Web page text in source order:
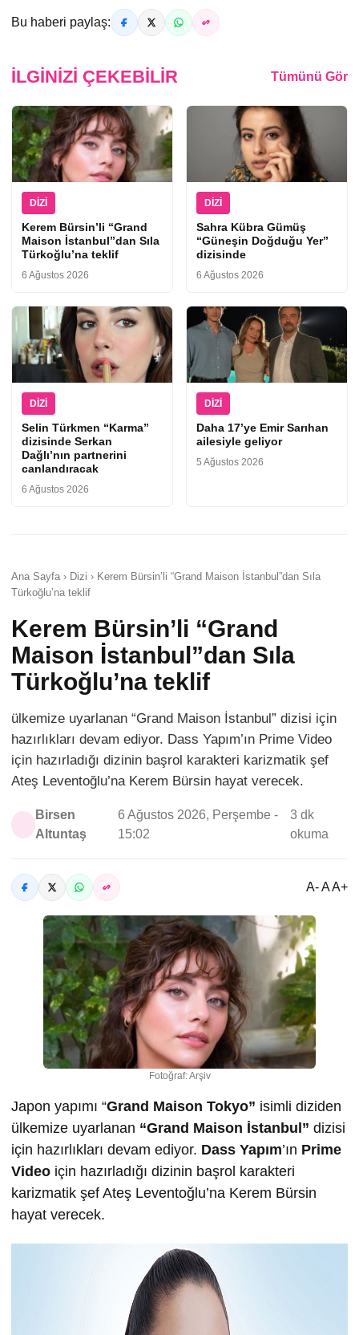
Bu haberi paylaş:
İLGINIZI ÇEKEBILIR Tümünü Gör
DIZI
Kerem Bürsin’li “Grand
Maison İstanbul”dan Sıla
Türkoğlu’na teklif
6 Ağustos 2026
DIZI
Sahra Kübra Gümüş
“Güneşin Doğduğu Yer”
dizisinde
6 Ağustos 2026
DIZI
Selin Türkmen “Karma”
dizisinde Serkan
Dağlı’nın partnerini
canlandıracak
6 Ağustos 2026
DIZI
Daha 17’ye Emir Sarıhan
ailesiyle geliyor
5 Ağustos 2026
Ana Sayfa › Dizi › Kerem Bürsin’li “Grand Maison İstanbul”dan Sıla
Türkoğlu’na teklif
Kerem Bürsin’li “Grand
Maison İstanbul”dan Sıla
Türkoğlu’na teklif
ülkemize uyarlanan “Grand Maison İstanbul” dizisi için
hazırlıkları devam ediyor. Dass Yapım’ın Prime Video
için hazırladığı dizinin başrol karakteri karizmatik şef
Ateş Leventoğlu’na Kerem Bürsin hayat verecek.
Birsen
Altuntaş
6 Ağustos 2026, Perşembe -
15:02
3 dk
okuma
A- A A+
Fotoğraf: Arşiv
Japon yapımı “Grand Maison Tokyo” isimli diziden
ülkemize uyarlanan “Grand Maison İstanbul” dizisi
için hazırlıkları devam ediyor. Dass Yapım’ın Prime
Video için hazırladığı dizinin başrol karakteri
karizmatik şef Ateş Leventoğlu’na Kerem Bürsin
hayat verecek.